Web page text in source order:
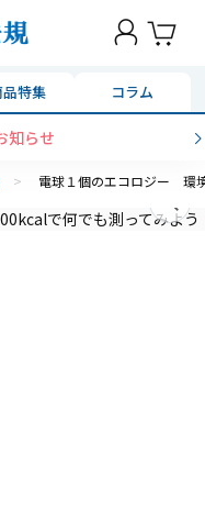
特集 コラム
知らせ
> 電球１個のエコロジー 環